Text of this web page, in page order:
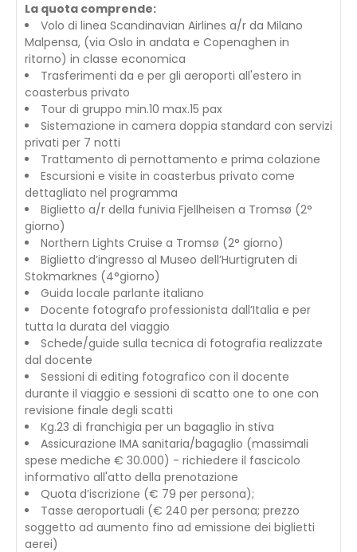
La quota comprende:
Volo di linea Scandinavian Airlines a/r da Milano
Malpensa, (via Oslo in andata e Copenaghen in
ritorno) in classe economica
Trasferimenti da e per gli aeroporti all'estero in
coasterbus privato
Tour di gruppo min.10 max.15 pax
Sistemazione in camera doppia standard con servizi
privati per 7 notti
Trattamento di pernottamento e prima colazione
Escursioni e visite in coasterbus privato come
dettagliato nel programma
Biglietto a/r della funivia Fjellheisen a Tromsø (2°
giorno)
Northern Lights Cruise a Tromsø (2° giorno)
Biglietto d’ingresso al Museo dell’Hurtigruten di
Stokmarknes (4°giorno)
Guida locale parlante italiano
Docente fotografo professionista dall’Italia e per
tutta la durata del viaggio
Schede/guide sulla tecnica di fotografia realizzate
dal docente
Sessioni di editing fotografico con il docente
durante il viaggio e sessioni di scatto one to one con
revisione finale degli scatti
Kg.23 di franchigia per un bagaglio in stiva
Assicurazione IMA sanitaria/bagaglio (massimali
spese mediche € 30.000) - richiedere il fascicolo
informativo all'atto della prenotazione
Quota d’iscrizione (€ 79 per persona);
Tasse aeroportuali (€ 240 per persona; prezzo
soggetto ad aumento fino ad emissione dei biglietti
aerei)